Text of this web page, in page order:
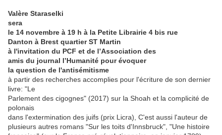
Valère Staraselki
sera
le 14 novembre à 19 h à la Petite Librairie 4 bis rue
Danton à Brest quartier ST Martin
à l'invitation du PCF et de l’Association des
amis du journal l’Humanité pour évoquer
la question de l'antisémitisme
à partir des recherches accomplies pour l'écriture de son dernier
livre: "Le
Parlement des cigognes" (2017) sur la Shoah et la complicité de
polonais
dans l'extermination des juifs (prix Licra), C'est aussi l'auteur de
plusieurs autres romans "Sur les toits d'Innsbruck", "Une histoire